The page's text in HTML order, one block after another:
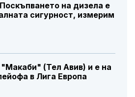
на дизела е
сигурност, измерим
(Тел Авив) и е на
в Лига Европа